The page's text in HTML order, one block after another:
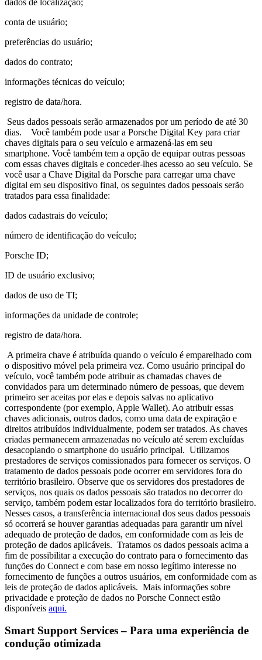
conta de usuário;
preferências do usuário;
dados do contrato;
informações técnicas do veículo;
registro de data/hora.
Seus dados pessoais serão armazenados por um período de até 30
dias. Você também pode usar a Porsche Digital Key para criar
chaves digitais para o seu veículo e armazená-las em seu
smartphone. Você também tem a opção de equipar outras pessoas
com essas chaves digitais e conceder-lhes acesso ao seu veículo. Se
você usar a Chave Digital da Porsche para carregar uma chave
digital em seu dispositivo final, os seguintes dados pessoais serão
tratados para essa finalidade:
dados cadastrais do veículo;
número de identificação do veículo;
Porsche ID;
ID de usuário exclusivo;
dados de uso de TI;
informações da unidade de controle;
registro de data/hora.
A primeira chave é atribuída quando o veículo é emparelhado com
o dispositivo móvel pela primeira vez. Como usuário principal do
veículo, você também pode atribuir as chamadas chaves de
convidados para um determinado número de pessoas, que devem
primeiro ser aceitas por elas e depois salvas no aplicativo
correspondente (por exemplo, Apple Wallet). Ao atribuir essas
chaves adicionais, outros dados, como uma data de expiração e
direitos atribuídos individualmente, podem ser tratados. As chaves
criadas permanecem armazenadas no veículo até serem excluídas
desacoplando o smartphone do usuário principal. Utilizamos
prestadores de serviços comissionados para fornecer os serviços. O
tratamento de dados pessoais pode ocorrer em servidores fora do
território brasileiro. Observe que os servidores dos prestadores de
serviços, nos quais os dados pessoais são tratados no decorrer do
serviço, também podem estar localizados fora do território brasileiro.
Nesses casos, a transferência internacional dos seus dados pessoais
só ocorrerá se houver garantias adequadas para garantir um nível
adequado de proteção de dados, em conformidade com as leis de
proteção de dados aplicáveis. Tratamos os dados pessoais acima a
fim de possibilitar a execução do contrato para o fornecimento das
funções do Connect e com base em nosso legítimo interesse no
fornecimento de funções a outros usuários, em conformidade com as
leis de proteção de dados aplicáveis. Mais informações sobre
privacidade e proteção de dados no Porsche Connect estão
disponíveis aqui.
Smart Support Services – Para uma experiência de
condução otimizada